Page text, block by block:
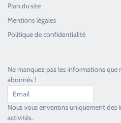
Plan du site
Mentions légales
Politique de confidentialité
Ne manquez pas les informations que
abonnés !
Nous vous enverrons uniquement
activités.
Toujours heureux d'aider les